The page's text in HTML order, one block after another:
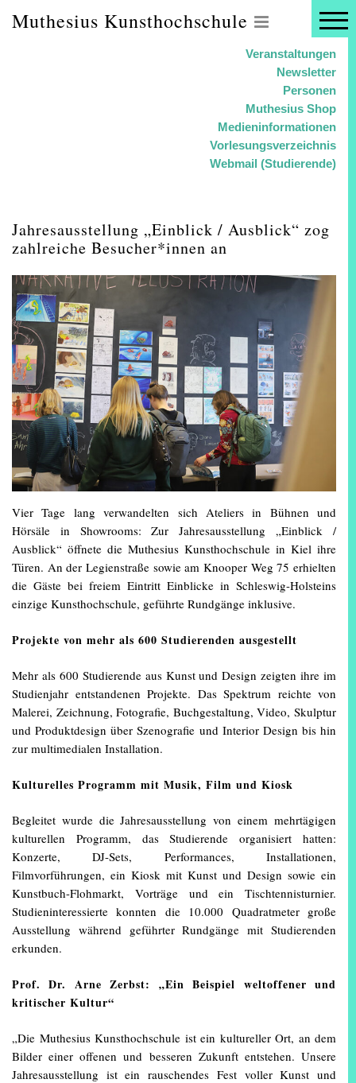
Muthesius Kunsthochschule
Veranstaltungen
Newsletter
Personen
Muthesius Shop
Medieninformationen
Vorlesungsverzeichnis
Webmail (Studierende)
Jahresausstellung „Einblick / Ausblick“ zog
zahlreiche Besucher*innen an
Vier Tage lang verwandelten sich Ateliers in Bühnen und
Hörsäle in Showrooms: Zur Jahresausstellung „Einblick /
Ausblick“ öffnete die Muthesius Kunsthochschule in Kiel ihre
Türen. An der Legienstraße sowie am Knooper Weg 75 erhielten
die Gäste bei freiem Eintritt Einblicke in Schleswig-Holsteins
einzige Kunsthochschule, geführte Rundgänge inklusive.
Projekte von mehr als 600 Studierenden ausgestellt
Mehr als 600 Studierende aus Kunst und Design zeigten ihre im
Studienjahr entstandenen Projekte. Das Spektrum reichte von
Malerei, Zeichnung, Fotografie, Buchgestaltung, Video, Skulptur
und Produktdesign über Szenografie und Interior Design bis hin
zur multimedialen Installation.
Kulturelles Programm mit Musik, Film und Kiosk
Begleitet wurde die Jahresausstellung von einem mehrtägigen
kulturellen Programm, das Studierende organisiert hatten:
Konzerte, DJ-Sets, Performances, Installationen,
Filmvorführungen, ein Kiosk mit Kunst und Design sowie ein
Kunstbuch-Flohmarkt, Vorträge und ein Tischtennisturnier.
Studieninteressierte konnten die 10.000 Quadratmeter große
Ausstellung während geführter Rundgänge mit Studierenden
erkunden.
Prof. Dr. Arne Zerbst: „Ein Beispiel weltoffener und
kritischer Kultur“
„Die Muthesius Kunsthochschule ist ein kultureller Ort, an dem
Bilder einer offenen und besseren Zukunft entstehen. Unsere
Jahresausstellung ist ein rauschendes Fest voller Kunst und